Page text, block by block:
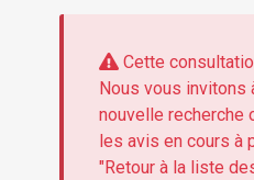
meurthe et moselle
Cette
Nous vous invitons
nouvelle recherche
les avis en cours à
"Retour à la liste